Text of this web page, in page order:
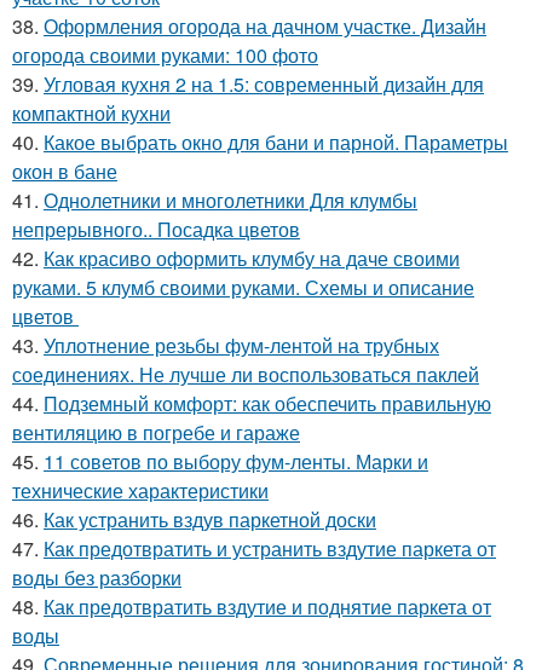
38. Оформления огорода на дачном участке. Дизайн
огорода своими руками: 100 фото
39. Угловая кухня 2 на 1.5: современный дизайн для
компактной кухни
40. Какое выбрать окно для бани и парной. Параметры
окон в бане
41. Однолетники и многолетники Для клумбы
непрерывного.. Посадка цветов
42. Как красиво оформить клумбу на даче своими
руками. 5 клумб своими руками. Схемы и описание
цветов
43. Уплотнение резьбы фум-лентой на трубных
соединениях. Не лучше ли воспользоваться паклей
44. Подземный комфорт: как обеспечить правильную
вентиляцию в погребе и гараже
45. 11 советов по выбору фум-ленты. Марки и
технические характеристики
46. Как устранить вздув паркетной доски
47. Как предотвратить и устранить вздутие паркета от
воды без разборки
48. Как предотвратить вздутие и поднятие паркета от
воды